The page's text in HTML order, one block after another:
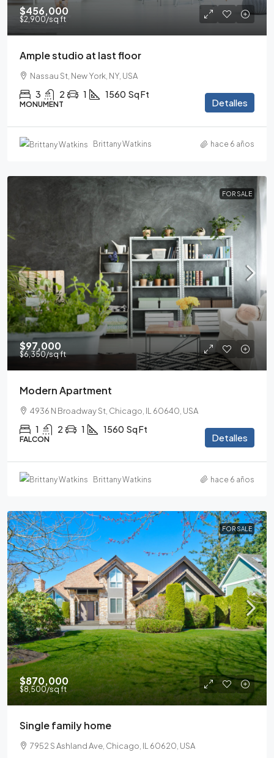
$456,000
$2,900/sq ft
Ample studio at last floor
Nassau St, New York, NY, USA
3 2 1 1560 Sq Ft
MONUMENT Detalles
Brittany Watkins hace 6 años
FOR SALE
$97,000
$6,350/sq ft
Modern Apartment
4936 N Broadway St, Chicago, IL 60640, USA
1 2 1 1560 Sq Ft
FALCON Detalles
Brittany Watkins hace 6 años
FOR SALE
$870,000
$8,500/sq ft
Single family home
7952 S Ashland Ave, Chicago, IL 60620, USA